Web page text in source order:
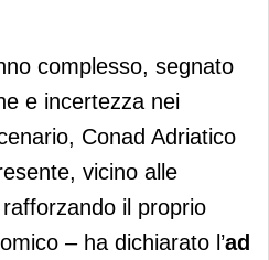
complesso, segnato
e incertezza nei
Conad Adriatico
vicino alle
il proprio
–ha dichiarato l’ad